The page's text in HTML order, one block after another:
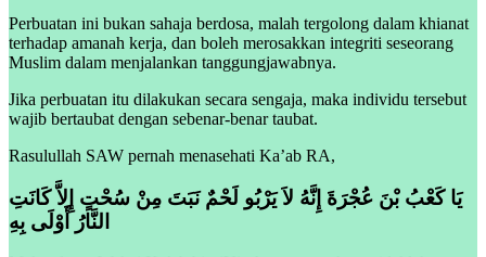
Perbuatan ini bukan sahaja berdosa, malah tergolong dalam khianat
terhadap amanah kerja, dan boleh merosakkan integriti seseorang
Muslim dalam menjalankan tanggungjawabnya.
Jika perbuatan itu dilakukan secara sengaja, maka individu tersebut
wajib bertaubat dengan sebenar-benar taubat.
Rasulullah SAW pernah menasehati Ka’ab RA,
يَا كَعْبُ بْنَ عُجْرَةَ إِنَّهُ لاَ يَرْبُو لَحْمٌ نَبَتَ مِنْ سُحْتٍ إِلاَّ كَانَتِ
النَّارُ أَوْلَى بِهِ